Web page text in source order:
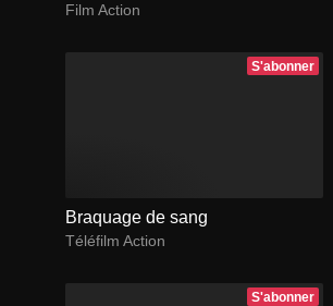
Film Action
S'abonner
Braquage de sang
Téléfilm Action
S'abonner